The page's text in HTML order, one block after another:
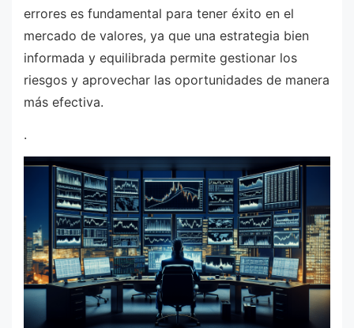
errores es fundamental para tener éxito en el
mercado de valores, ya que una estrategia bien
informada y equilibrada permite gestionar los
riesgos y aprovechar las oportunidades de manera
más efectiva.
.